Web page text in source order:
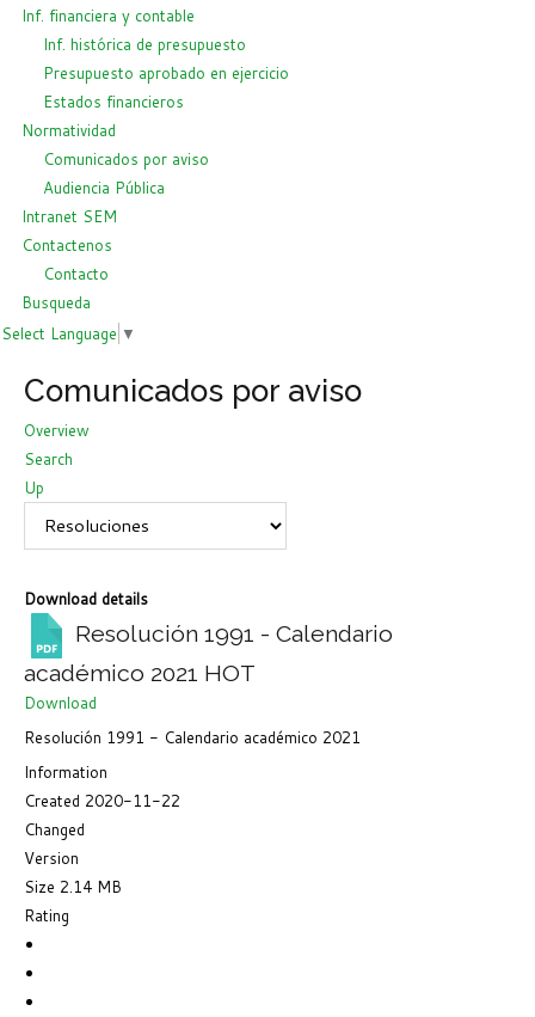
Inf. financiera y contable
Inf. histórica de presupuesto
Presupuesto aprobado en ejercicio
Estados financieros
Normatividad
Comunicados por aviso
Audiencia Pública
Intranet SEM
Contactenos
Contacto
Busqueda
Select Language ▼
Comunicados por aviso
Overview
Search
Up
Download details
Resolución 1991 - Calendario
académico 2021 HOT
Download
Resolución 1991 - Calendario académico 2021
Information
Created 2020-11-22
Changed
Version
Size 2.14 MB
Rating